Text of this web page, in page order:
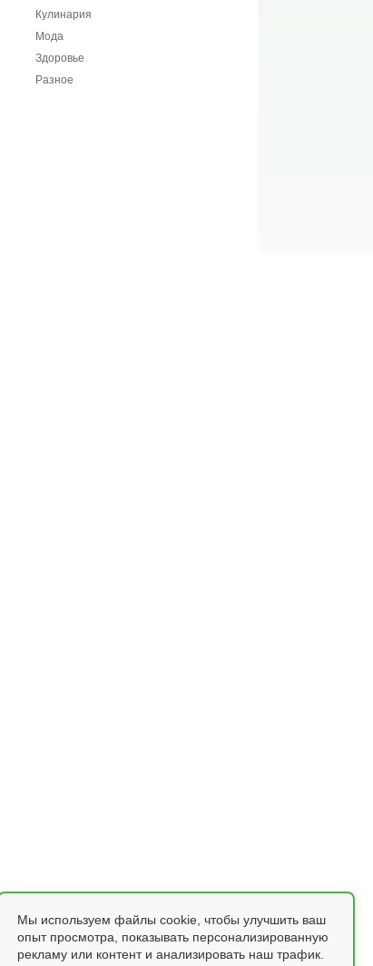
Кулинария
Мода
Здоровье
Разное
Мы используем файлы cookie, чтобы улучшить ваш
опыт просмотра, показывать персонализированную
рекламу или контент и анализировать наш трафик.